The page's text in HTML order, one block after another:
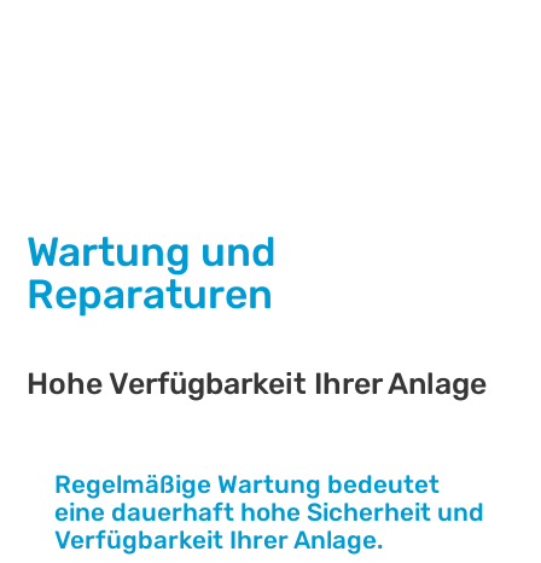
Wartung und
Reparaturen
Hohe Verfügbarkeit Ihrer Anlage
Regelmäßige Wartung bedeutet
eine dauerhaft hohe Sicherheit und
Verfügbarkeit Ihrer Anlage.